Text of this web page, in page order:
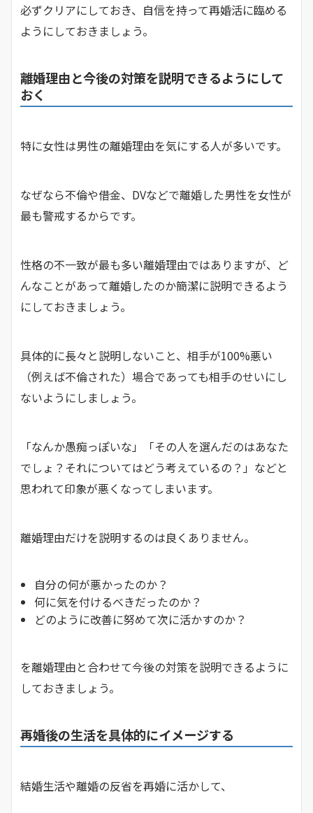
必ずクリアにしておき、自信を持って再婚活に臨める
ようにしておきましょう。
離婚理由と今後の対策を説明できるようにして
おく
特に女性は男性の離婚理由を気にする人が多いです。
なぜなら不倫や借金、DVなどで離婚した男性を女性が
最も警戒するからです。
性格の不一致が最も多い離婚理由ではありますが、ど
んなことがあって離婚したのか簡潔に説明できるよう
にしておきましょう。
具体的に長々と説明しないこと、相手が100%悪い
（例えば不倫された）場合であっても相手のせいにし
ないようにしましょう。
「なんか愚痴っぽいな」「その人を選んだのはあなた
でしょ？それについてはどう考えているの？」などと
思われて印象が悪くなってしまいます。
離婚理由だけを説明するのは良くありません。
自分の何が悪かったのか？
何に気を付けるべきだったのか？
どのように改善に努めて次に活かすのか？
を離婚理由と合わせて今後の対策を説明できるように
しておきましょう。
再婚後の生活を具体的にイメージする
結婚生活や離婚の反省を再婚に活かして、